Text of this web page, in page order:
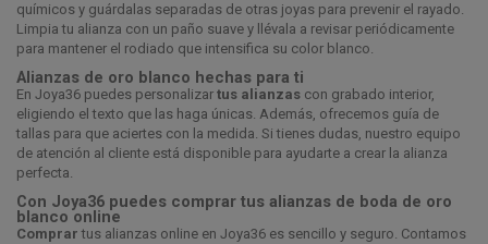
químicos y guárdalas separadas de otras joyas para prevenir el rayado.
Limpia tu alianza con un paño suave y llévala a revisar periódicamente
para mantener el rodiado que intensifica su color blanco.
Alianzas de oro blanco hechas para ti
En Joya36 puedes personalizar tus alianzas con grabado interior,
eligiendo el texto que las haga únicas. Además, ofrecemos guía de
tallas para que aciertes con la medida. Si tienes dudas, nuestro equipo
de atención al cliente está disponible para ayudarte a crear la alianza
perfecta.
Con Joya36 puedes comprar tus alianzas de boda de oro
blanco online
Comprar tus alianzas online en Joya36 es sencillo y seguro. Contamos